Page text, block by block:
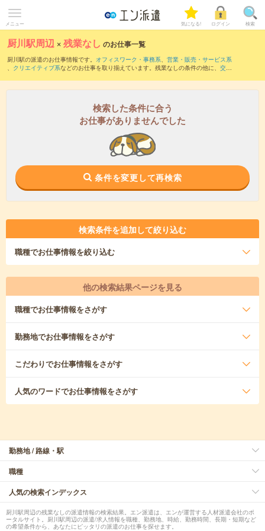
メニュー 気になる! ログイン 検索
厨川駅周辺 ×残業なし のお仕事一覧
厨川駅の派遣のお仕事情報です。 オフィスワーク・事務系、 営業・販売・サービス系
、 クリエイティブ系などのお仕事を取り揃えています。残業なしの条件の他に、 交通
検索した条件に合う
お仕事がありませんでした
条件を変更して再検索
検索条件を追加して絞り込む
職種でお仕事情報を絞り込む
他の検索結果ページを見る
職種でお仕事情報をさがす
勤務地でお仕事情報をさがす
こだわりでお仕事情報をさがす
人気のワードでお仕事情報をさがす
勤務地 / 路線・駅
職種
人気の検索インデックス
厨川駅周辺の残業なしの派遣情報の検索結果。エン派遣は、エンが運営する人材派遣会社のポ
ータルサイト。厨川駅周辺の派遣/求人情報を職種、勤務地、時給、勤務時間、長期・短期など
の希望条件から、あなたにピッタリの派遣のお仕事を探せます。